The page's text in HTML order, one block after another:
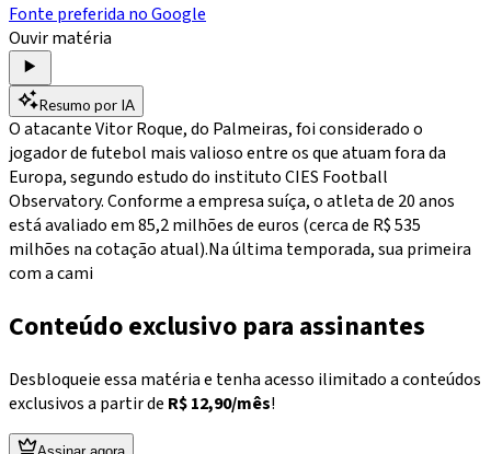
Fonte preferida no Google
Ouvir matéria
Resumo por IA
O atacante Vitor Roque, do Palmeiras, foi considerado o
jogador de futebol mais valioso entre os que atuam fora da
Europa, segundo estudo do instituto CIES Football
Observatory. Conforme a empresa suíça, o atleta de 20 anos
está avaliado em 85,2 milhões de euros (cerca de R$ 535
milhões na cotação atual).Na última temporada, sua primeira
com a cami
Conteúdo exclusivo para assinantes
Desbloqueie essa matéria e tenha acesso ilimitado a conteúdos
exclusivos a partir de R$ 12,90/mês!